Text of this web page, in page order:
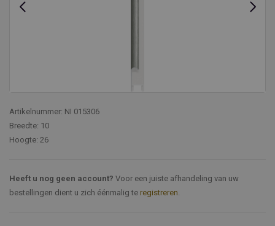
Artikelnummer: NI 015306
Breedte: 10
Hoogte: 26
Heeft u nog geen account? Voor een juiste afhandeling van uw
bestellingen dient u zich éénmalig te registreren.